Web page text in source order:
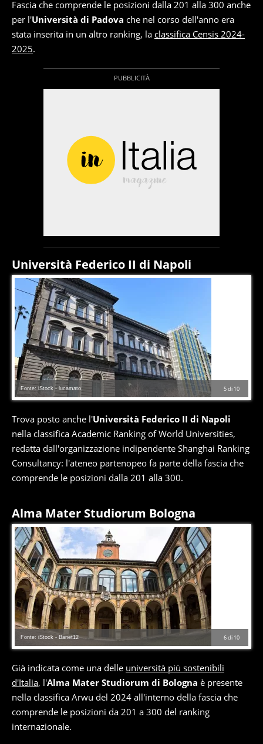
Fascia che comprende le posizioni dalla 201 alla 300 anche
per l'Università di Padova che nel corso dell'anno era
stata inserita in un altro ranking, la classifica Censis 2024-
2025.
Università Federico II di Napoli
5di 10
Fonte: iStock - lucamato
Trova posto anche l'Università Federico II di Napoli
nella classifica Academic Ranking of World Universities,
redatta dall'organizzazione indipendente Shanghai Ranking
Consultancy: l'ateneo partenopeo fa parte della fascia che
comprende le posizioni dalla 201 alla 300.
Alma Mater Studiorum Bologna
6di 10
Fonte: iStock - Banet12
Già indicata come una delle università più sostenibili
d'Italia, l'Alma Mater Studiorum di Bologna è presente
nella classifica Arwu del 2024 all'interno della fascia che
comprende le posizioni da 201 a 300 del ranking
internazionale.